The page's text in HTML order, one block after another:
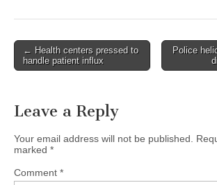
Post
navigation
← Health centers pressed to
handle patient influx
Police
Leave a Reply
Your email address will not be published.
marked *
Comment *